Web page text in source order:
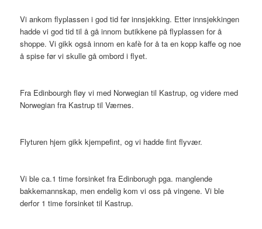
Vi ankom flyplassen i god tid før innsjekking. Etter innsjekkingen
hadde vi god tid til å gå innom butikkene på flyplassen for å
shoppe. Vi gikk også innom en kafè for å ta en kopp kaffe og noe
å spise før vi skulle gå ombord i flyet.
Fra Edinbourgh fløy vi med Norwegian til Kastrup, og videre med
Norwegian fra Kastrup til Værnes.
Flyturen hjem gikk kjempefint, og vi hadde fint flyvær.
Vi ble ca.1 time forsinket fra Edinborugh pga. manglende
bakkemannskap, men endelig kom vi oss på vingene. Vi ble
derfor 1 time forsinket til Kastrup.